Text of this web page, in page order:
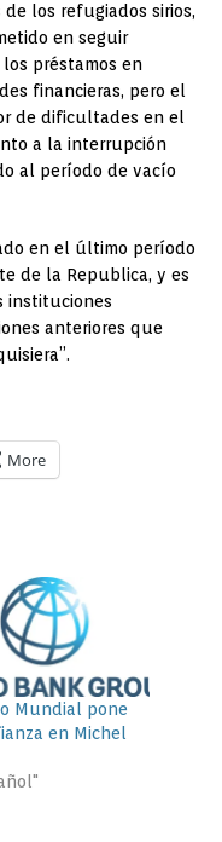
los refugiados sirios,
en seguir
préstamos en
financieras, pero el
de dificultades en el
a la interrupción
al período de vacío
en el último período
de la Republica, y es
instituciones
anteriores que
More
Mundial pone
en Michel